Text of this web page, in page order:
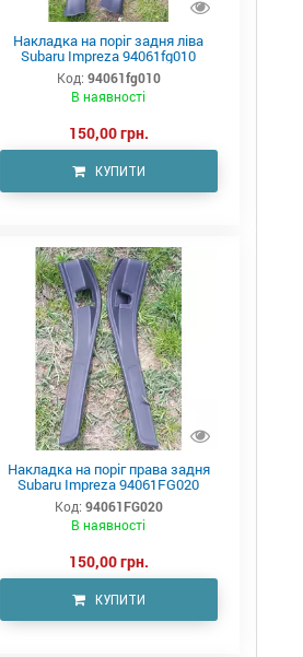
Накладка на поріг задня ліва
Subaru Impreza 94061fg010
Код: 94061fg010
В наявності
150,00 грн.
КУПИТИ
Накладка на поріг права задня
Subaru Impreza 94061FG020
Код: 94061FG020
В наявності
150,00 грн.
КУПИТИ